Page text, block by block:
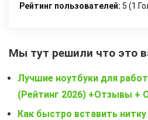
Рейтинг пользователей: 5 (1
Мы тут решили что это
Лучшие ноутбуки для
(Рейтинг 2026) +Отзывы +
Как быстро вставить